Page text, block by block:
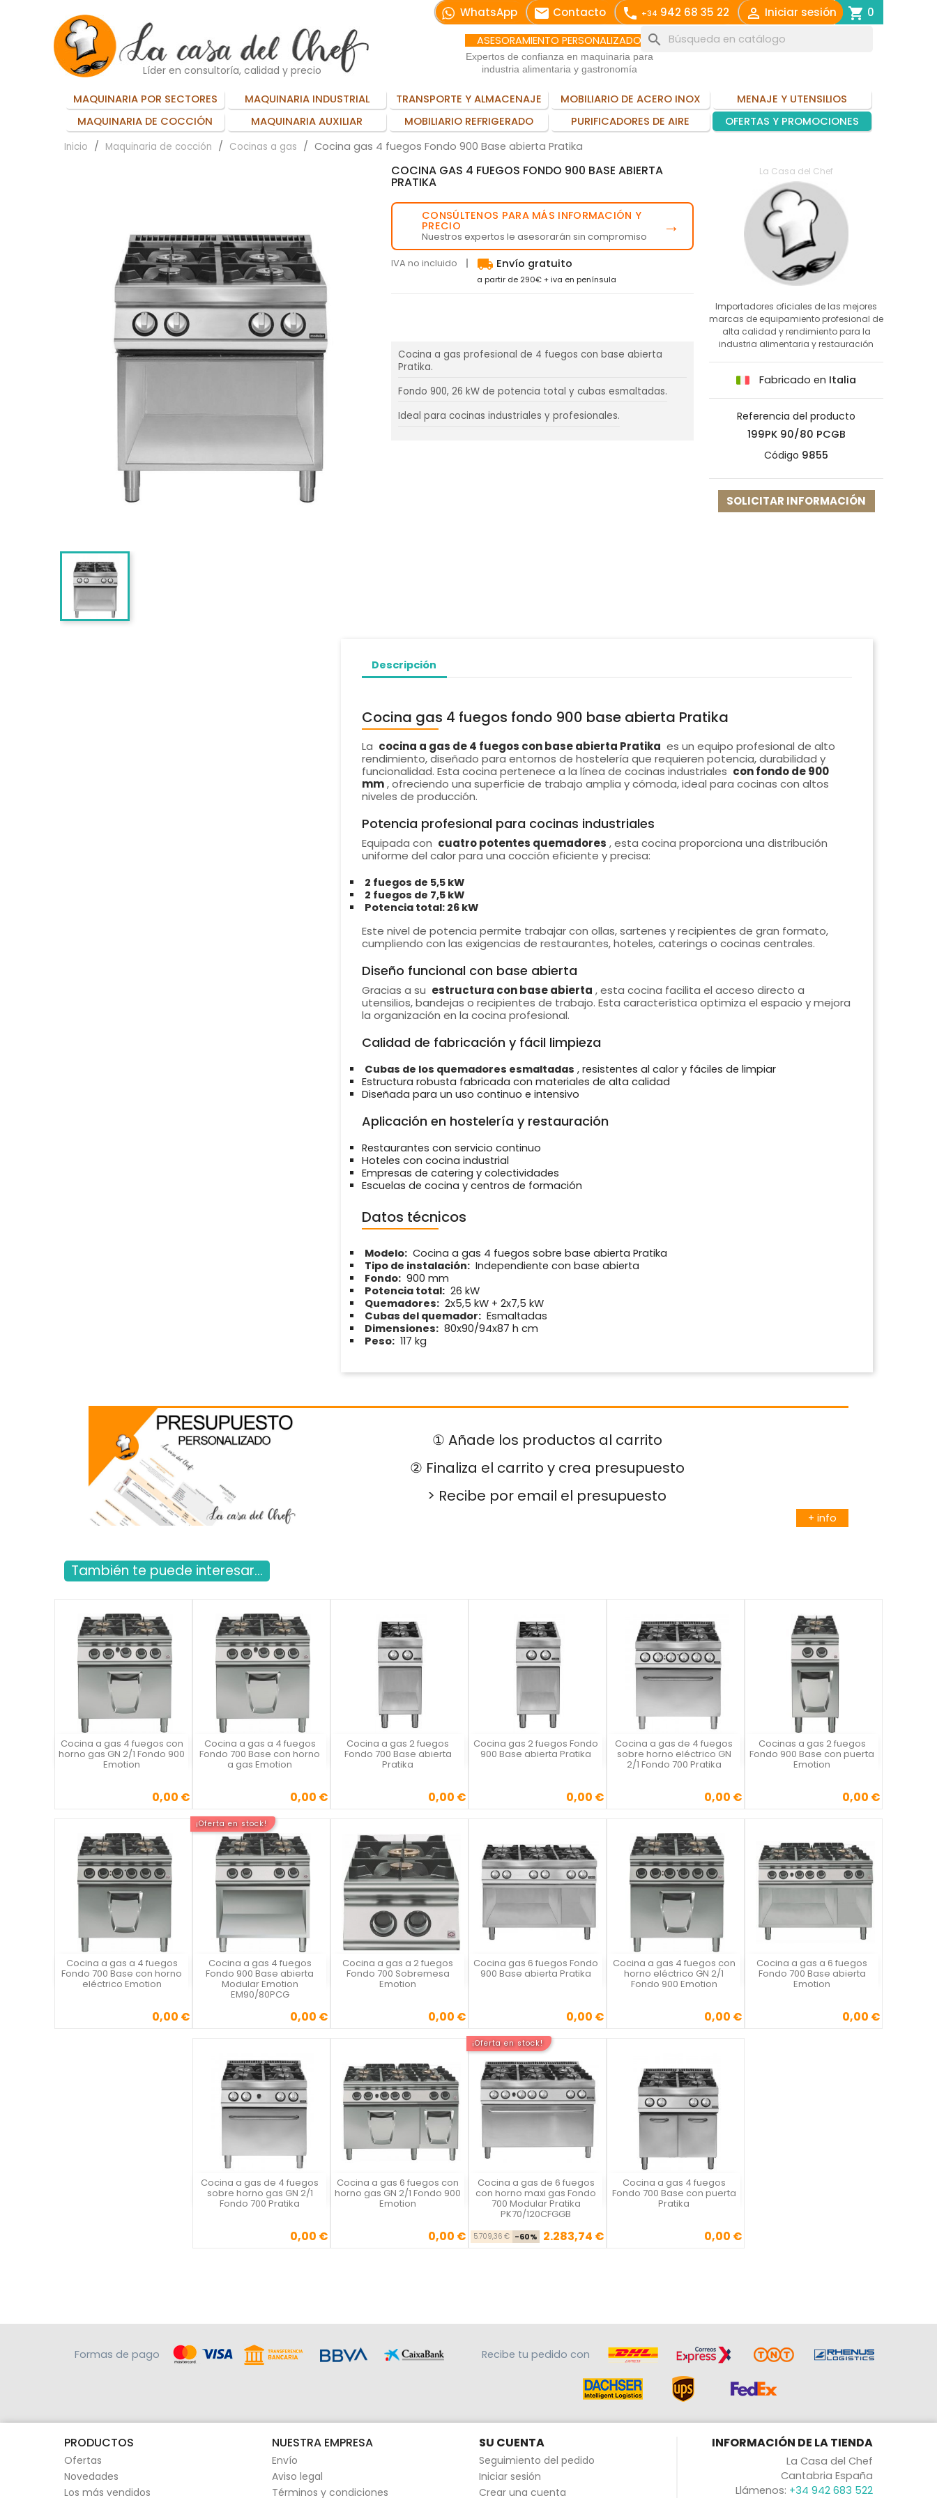
WhatsApp email Contacto call +34 942 68 35 22  Iniciar sesión shopping_cart 0
Líder en consultoría, calidad y precio
ASESORAMIENTO PERSONALIZADO
Expertos de confianza en maquinaria para
industria alimentaria y gastronomía
search
MAQUINARIA POR SECTORES MAQUINARIA INDUSTRIAL TRANSPORTE Y ALMACENAJE MOBILIARIO DE ACERO INOX
MENAJE Y UTENSILIOS
MAQUINARIA DE COCCIÓN
MAQUINARIA AUXILIAR MOBILIARIO REFRIGERADO PURIFICADORES DE AIRE OFERTAS Y PROMOCIONES
Inicio Maquinaria de cocción Cocinas a gas Cocina gas 4 fuegos Fondo 900 Base abierta Pratika
COCINA GAS 4 FUEGOS FONDO 900 BASE ABIERTA
PRATIKA
CONSÚLTENOS PARA MÁS INFORMACIÓN Y
PRECIO
Nuestros expertos le asesorarán sin compromiso →
IVA no incluido local_shipping Envío gratuito
a partir de 290€ + iva en península
Cocina a gas profesional de 4 fuegos con base abierta
Pratika.
Fondo 900, 26 kW de potencia total y cubas esmaltadas.
Ideal para cocinas industriales y profesionales.
La Casa del Chef
Importadores oficiales de las mejores
marcas de equipamiento profesional de
alta calidad y rendimiento para la
industria alimentaria y restauración
Fabricado en Italia
Referencia del producto
199PK 90/80 PCGB
Código 9855
SOLICITAR INFORMACIÓN
Descripción
Cocina gas 4 fuegos fondo 900 base abierta Pratika
La cocina a gas de 4 fuegos con base abierta Pratika es un equipo profesional de alto
rendimiento, diseñado para entornos de hostelería que requieren potencia, durabilidad y
funcionalidad. Esta cocina pertenece a la línea de cocinas industriales con fondo de 900
mm , ofreciendo una superficie de trabajo amplia y cómoda, ideal para cocinas con altos
niveles de producción.
Potencia profesional para cocinas industriales
Equipada con cuatro potentes quemadores , esta cocina proporciona una distribución
uniforme del calor para una cocción eficiente y precisa:
2 fuegos de 5,5 kW
2 fuegos de 7,5 kW
Potencia total: 26 kW
Este nivel de potencia permite trabajar con ollas, sartenes y recipientes de gran formato,
cumpliendo con las exigencias de restaurantes, hoteles, caterings o cocinas centrales.
Diseño funcional con base abierta
Gracias a su estructura con base abierta , esta cocina facilita el acceso directo a
utensilios, bandejas o recipientes de trabajo. Esta característica optimiza el espacio y mejora
la organización en la cocina profesional.
Calidad de fabricación y fácil limpieza
Cubas de los quemadores esmaltadas , resistentes al calor y fáciles de limpiar
Estructura robusta fabricada con materiales de alta calidad
Diseñada para un uso continuo e intensivo
Aplicación en hostelería y restauración
Restaurantes con servicio continuo
Hoteles con cocina industrial
Empresas de catering y colectividades
Escuelas de cocina y centros de formación
Datos técnicos
Modelo: Cocina a gas 4 fuegos sobre base abierta Pratika
Tipo de instalación: Independiente con base abierta
Fondo: 900 mm
Potencia total: 26 kW
Quemadores: 2x5,5 kW + 2x7,5 kW
Cubas del quemador: Esmaltadas
Dimensiones: 80x90/94x87 h cm
Peso: 117 kg
① Añade los productos al carrito
② Finaliza el carrito y crea presupuesto
> Recibe por email el presupuesto
+ info
También te puede interesar...
Cocina a gas 4 fuegos con
horno gas GN 2/1 Fondo 900
Emotion
Precio0,00 €

Vista rápida Cocina a gas a 4 fuegos
Fondo 700 Base con horno
a gas Emotion
Precio0,00 €

Vista rápida Cocina a gas 2 fuegos
Fondo 700 Base abierta
Pratika
Precio0,00 €

Vista rápida Cocina gas 2 fuegos Fondo
900 Base abierta Pratika
Precio0,00 €

Vista rápida Cocina a gas de 4 fuegos
sobre horno eléctrico GN
2/1 Fondo 700 Pratika
Precio0,00 €

Vista rápida Cocinas a gas 2 fuegos
Fondo 900 Base con puerta
Emotion
Precio0,00 €

Vista rápida
Cocina a gas a 4 fuegos
Fondo 700 Base con horno
eléctrico Emotion
Precio0,00 €

Vista rápida
¡Oferta en stock!
Cocina a gas 4 fuegos
Fondo 900 Base abierta
Modular Emotion
EM90/80PCG
Precio0,00 €

Vista rápida Cocina a gas a 2 fuegos
Fondo 700 Sobremesa
Emotion
Precio0,00 €

Vista rápida Cocina gas 6 fuegos Fondo
900 Base abierta Pratika
Precio0,00 €

Vista rápida Cocina a gas 4 fuegos con
horno eléctrico GN 2/1
Fondo 900 Emotion
Precio0,00 €

Vista rápida Cocina a gas a 6 fuegos
Fondo 700 Base abierta
Emotion
Precio0,00 €

Vista rápida
Cocina a gas de 4 fuegos
sobre horno gas GN 2/1
Fondo 700 Pratika
Precio0,00 €

Vista rápida Cocina a gas 6 fuegos con
horno gas GN 2/1 Fondo 900
Emotion
Precio0,00 €

Vista rápida
¡Oferta en stock!
Cocina a gas de 6 fuegos
con horno maxi gas Fondo
700 Modular Pratika
PK70/120CFGGB
Precio base
5.709,36 € -60% Precio
2.283,74 €

Vista rápida Cocina a gas 4 fuegos
Fondo 700 Base con puerta
Pratika
Precio0,00 €

Vista rápida
Formas de pago Recibe tu pedido con
PRODUCTOS
Ofertas
Novedades
Los más vendidos
NUESTRA EMPRESA
Envío
Aviso legal
Términos y condiciones
SU CUENTA
Seguimiento del pedido
Iniciar sesión
Crear una cuenta
INFORMACIÓN DE LA TIENDA
La Casa del Chef
Cantabria España
Llámenos: +34 942 683 522